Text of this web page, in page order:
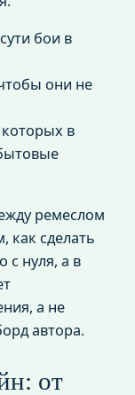
бои в
они не
в
ремеслом
как сделать
с нуля, а в
а не
автора.
от